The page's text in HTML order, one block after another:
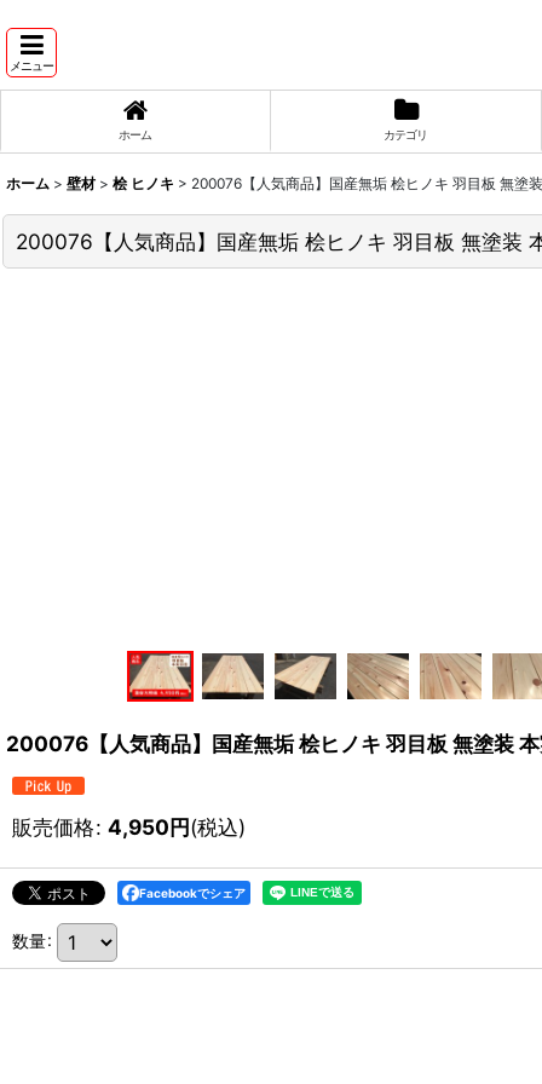
メニュー
ホーム カテゴリ
ホーム > 壁材 > 桧 ヒノキ > 200076【人気商品】国産無垢 桧ヒノキ 羽目板 無塗
200076【人気商品】国産無垢 桧ヒノキ 羽目板 無塗装
200076【人気商品】国産無垢 桧ヒノキ 羽目板 無塗装
販売価格: 4,950円(税込)
Facebookでシェア
数量: